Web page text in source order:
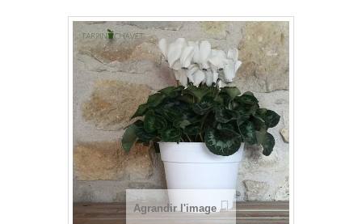
Agrandir l'image